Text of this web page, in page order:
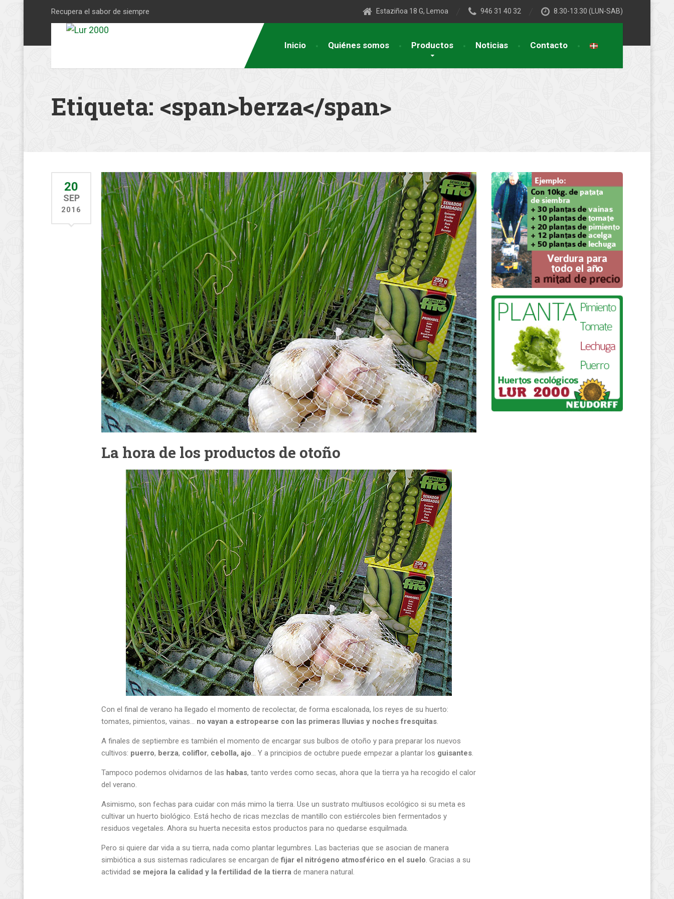
Recupera el sabor de siempre Estaziñoa 18 G, Lemoa 946 31 40 32 8.30-13.30 (LUN-SAB)
Inicio Quiénes somos Productos Noticias Contacto
Etiqueta: <span>berza</span>
20
SEP
2016
La hora de los productos de otoño
Con el final de verano ha llegado el momento de recolectar, de forma escalonada, los reyes de su huerto:
tomates, pimientos, vainas… no vayan a estropearse con las primeras lluvias y noches fresquitas.
A finales de septiembre es también el momento de encargar sus bulbos de otoño y para preparar los nuevos
cultivos: puerro, berza, coliflor, cebolla, ajo… Y a principios de octubre puede empezar a plantar los guisantes.
Tampoco podemos olvidarnos de las habas, tanto verdes como secas, ahora que la tierra ya ha recogido el calor
del verano.
Asimismo, son fechas para cuidar con más mimo la tierra. Use un sustrato multiusos ecológico si su meta es
cultivar un huerto biológico. Está hecho de ricas mezclas de mantillo con estiércoles bien fermentados y
residuos vegetales. Ahora su huerta necesita estos productos para no quedarse esquilmada.
Pero si quiere dar vida a su tierra, nada como plantar legumbres. Las bacterias que se asocian de manera
simbiótica a sus sistemas radiculares se encargan defijar el nitrógeno atmosférico en el suelo. Gracias a su
actividad se mejora la calidad y la fertilidad de la tierra de manera natural.